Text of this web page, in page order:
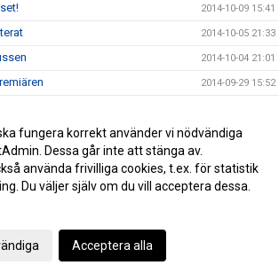
2014-10-09 15:41
2014-10-05 21:33
2014-10-04 21:01
2014-09-29 15:52
2014-09-11 12:57
2014-08-20 12:41
Gå till Webbversion
fungera korrekt använder vi nödvändiga
Dessa går inte att stänga av.
använda frivilliga cookies, t.ex. för statistik
Du väljer själv om du vill acceptera dessa.
Acceptera alla